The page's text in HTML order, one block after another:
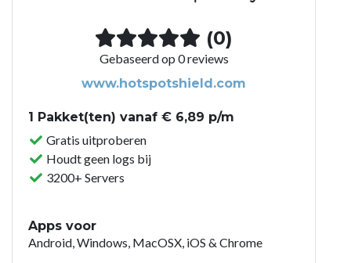
(0)
Gebaseerd op 0 reviews
www.hotspotshield.com
1 Pakket(ten) vanaf € 6,89 p/m
Gratis uitproberen
Houdt geen logs bij
3200+ Servers
Apps voor
Android, Windows, MacOSX, iOS & Chrome